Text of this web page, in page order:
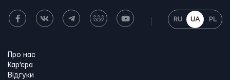
RU UA PL
Про нас
Кар'єра
Відгуки